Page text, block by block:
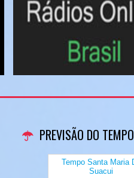
PREVISÃO DO TEMPO